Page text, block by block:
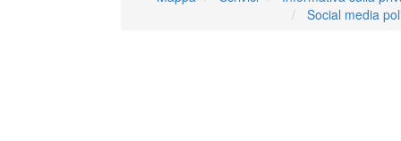
Social media